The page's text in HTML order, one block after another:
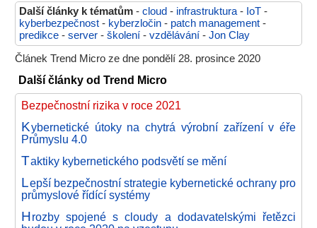
Další články k tématům - cloud - infrastruktura - IoT -
kyberbezpečnost - kyberzločin - patch management -
predikce - server - školení - vzdělávání - Jon Clay
Článek Trend Micro ze dne pondělí 28. prosince 2020
Další články od Trend Micro
Bezpečnostní rizika v roce 2021
Kybernetické útoky na chytrá výrobní zařízení v éře
Průmyslu 4.0
Taktiky kybernetického podsvětí se mění
Lepší bezpečnostní strategie kybernetické ochrany pro
průmyslové řídící systémy
Hrozby spojené s cloudy a dodavatelskými řetězci